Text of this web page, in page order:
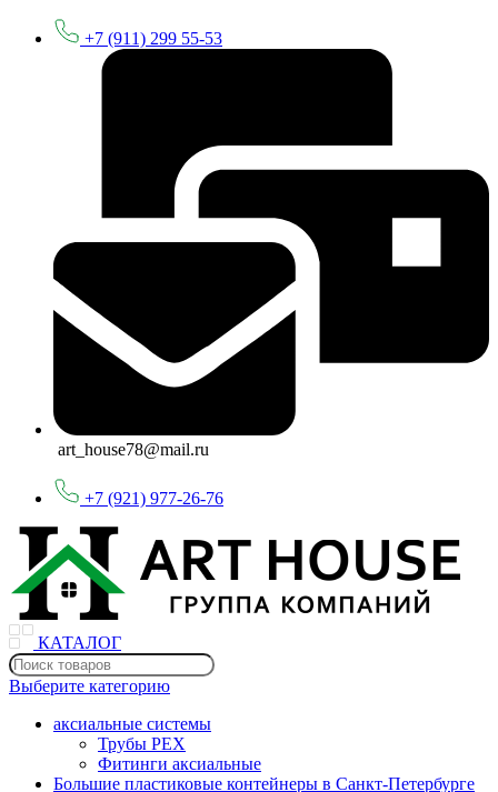
+7 (911) 299 55-53
art_house78@mail.ru
+7 (921) 977-26-76
КАТАЛОГ
Выберите категорию
аксиальные системы
Трубы PEX
Фитинги аксиальные
Большие пластиковые контейнеры в Санкт-Петербурге